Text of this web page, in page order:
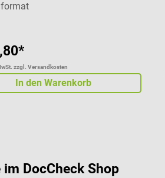
zzgl. Versandkosten
In den Warenkorb
DocCheck Shop